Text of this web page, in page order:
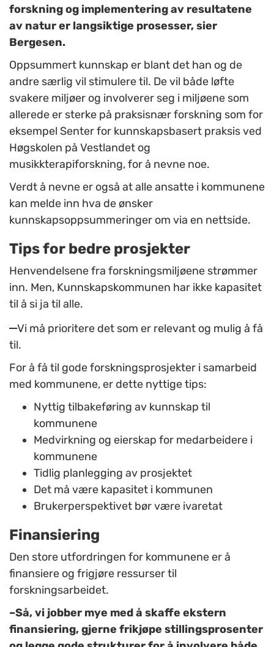
forskning og implementering av resultatene
av natur er langsiktige prosesser, sier
Bergesen.
Oppsummert kunnskap er blant det han og de
andre særlig vil stimulere til. De vil både løfte
svakere miljøer og involverer seg i miljøene som
allerede er sterke på praksisnær forskning som for
eksempel Senter for kunnskapsbasert praksis ved
Høgskolen på Vestlandet og
musikkterapiforskning, for å nevne noe.
Verdt å nevne er også at alle ansatte i kommunene
kan melde inn hva de ønsker
kunnskapsoppsummeringer om via en nettside.
Tips for bedre prosjekter
Henvendelsene fra forskningsmiljøene strømmer
inn. Men, Kunnskapskommunen har ikke kapasitet
til å si ja til alle.
–Vi må prioritere det som er relevant og mulig å få
til.
For å få til gode forskningsprosjekter i samarbeid
med kommunene, er dette nyttige tips:
Nyttig tilbakeføring av kunnskap til
kommunene
Medvirkning og eierskap for medarbeidere i
kommunene
Tidlig planlegging av prosjektet
Det må være kapasitet i kommunen
Brukerperspektivet bør være ivaretat
Finansiering
Den store utfordringen for kommunene er å
finansiere og frigjøre ressurser til
forskningsarbeidet.
–Så, vi jobber mye med å skaffe ekstern
finansiering, gjerne frikjøpe stillingsprosenter